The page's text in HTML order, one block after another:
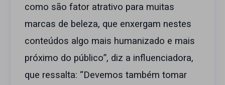
como são fator atrativo para muitas
marcas de beleza, que enxergam nestes
conteúdos algo mais humanizado e mais
próximo do público”, diz a influenciadora,
que ressalta: “Devemos também tomar